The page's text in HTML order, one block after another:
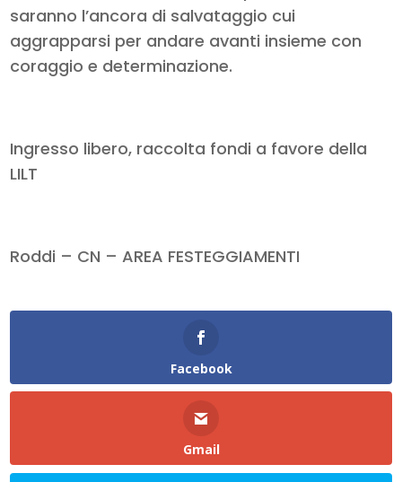
saranno l’ancora di salvataggio cui
aggrapparsi per andare avanti insieme con
coraggio e determinazione.
Ingresso libero, raccolta fondi a favore della
LILT
Roddi – CN – AREA FESTEGGIAMENTI
Facebook
Gmail